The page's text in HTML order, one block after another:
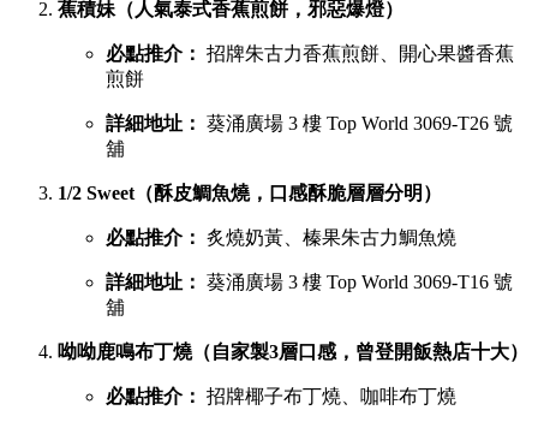
蕉積妹（人氣泰式香蕉煎餅，邪惡爆燈）
必點推介： 招牌朱古力香蕉煎餅、開心果醬香蕉
煎餅
詳細地址： 葵涌廣場 3 樓 Top World 3069-T26 號
舖
1/2 Sweet（酥皮鯛魚燒，口感酥脆層層分明）
必點推介： 炙燒奶黃、榛果朱古力鯛魚燒
詳細地址： 葵涌廣場 3 樓 Top World 3069-T16 號
舖
呦呦鹿鳴布丁燒（自家製3層口感，曾登開飯熱店十大）
必點推介： 招牌椰子布丁燒、咖啡布丁燒